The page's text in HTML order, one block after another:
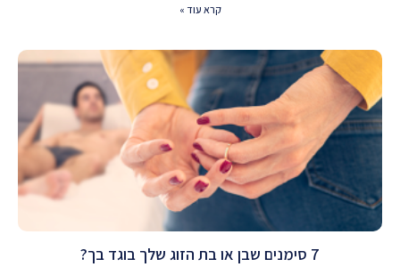
קרא עוד »
7 סימנים שבן או בת הזוג שלך בוגד בך?